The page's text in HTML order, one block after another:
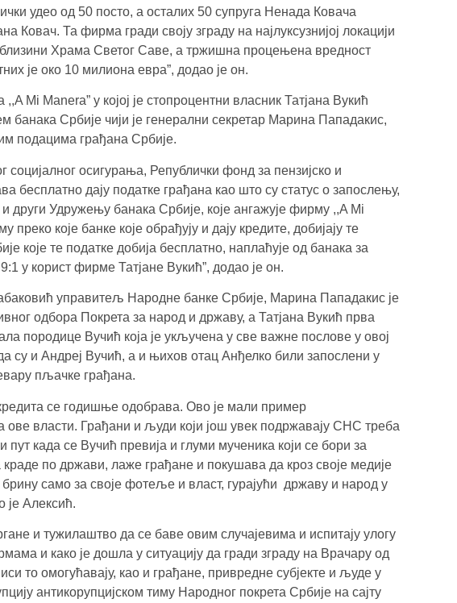
удео од 50 посто, а осталих 50 супруга Ненада Ковача
Ковач. Та фирма гради своју зграду на најлуксузнијој локацији
близини Храма Светог Саве, а тржишна процењена вредност
је око 10 милиона евра”, додао је он.
Mi Manera” у којој је стопроцентни власник Татјана Вукић
банака Србије чији је генерални секретар Марина Пападакис,
подацима грађана Србије.
социјалног осигурања, Републички фонд за пензијско и
бесплатно дају податке грађана као што су статус о запослењу,
други Удружењу банака Србије, које ангажује фирму ,,A Mi
преко које банке које обрађују и дају кредите, добијају те
које те податке добија бесплатно, наплаћује од банака за
у корист фирме Татјане Вукић”, додао је он.
управитељ Народне банке Србије, Марина Пападакис је
одбора Покрета за народ и државу, а Татјана Вукић прва
породице Вучић која је укључена у све важне послове у овој
су и Андреј Вучић, а и њихов отац Анђелко били запослени у
пљачке грађана.
се годишње одобрава. Ово је мали пример
ове власти. Грађани и људи који још увек подржавају СНС треба
када се Вучић превија и глуми мученика који се бори за
по држави, лаже грађане и покушава да кроз своје медије
брину само за своје фотеље и власт, гурајући државу и народ у
је Алексић.
и тужилаштво да се баве овим случајевима и испитају улогу
и како је дошла у ситуацију да гради зграду на Врачару од
то омогућавају, као и грађане, привредне субјекте и људе у
антикорупцијском тиму Народног покрета Србије на сајту